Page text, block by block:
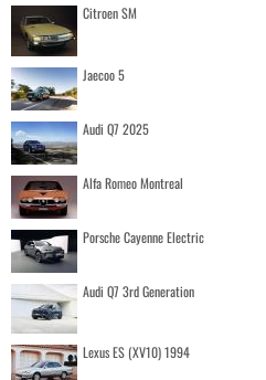
Citroen SM
Jaecoo 5
Audi Q7 2025
Alfa Romeo Montreal
Porsche Cayenne Electric
Audi Q7 3rd Generation
Lexus ES (XV10) 1994